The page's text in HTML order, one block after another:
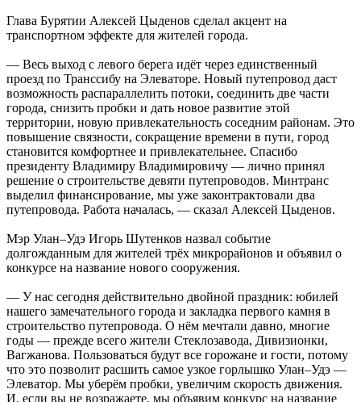
Глава Бурятии Алексей Цыденов сделал акцент на
транспортном эффекте для жителей города.
— Весь выход с левого берега идёт через единственный
проезд по Транссибу на Элеваторе. Новый путепровод даст
возможность распараллелить потоки, соединить две части
города, снизить пробки и дать новое развитие этой
территории, новую привлекательность соседним районам. Это
повышение связности, сокращение времени в пути, город
становится комфортнее и привлекательнее. Спасибо
президенту Владимиру Владимировичу — лично принял
решение о строительстве девяти путепроводов. Минтранс
выделил финансирование, мы уже законтрактовали два
путепровода. Работа началась, — сказал Алексей Цыденов.
Мэр Улан–Удэ Игорь Шутенков назвал событие
долгожданным для жителей трёх микрорайонов и объявил о
конкурсе на название нового сооружения.
— У нас сегодня действительно двойной праздник: юбилей
нашего замечательного города и закладка первого камня в
строительство путепровода. О нём мечтали давно, многие
годы — прежде всего жители Стеклозавода, Дивизионки,
Вагжанова. Пользоваться будут все горожане и гости, потому
что это позволит расшить самое узкое горлышко Улан–Удэ —
Элеватор. Мы уберём пробки, увеличим скорость движения.
И, если вы не возражаете, мы объявим конкурс на название